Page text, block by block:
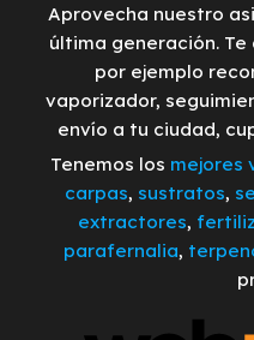
Aprovecha nuestro
última generación.
por ejemplo
vaporizador,
envío a tu ciudad,
Tenemos los mejores
carpas, sustratos,
extractores,
parafernalia,